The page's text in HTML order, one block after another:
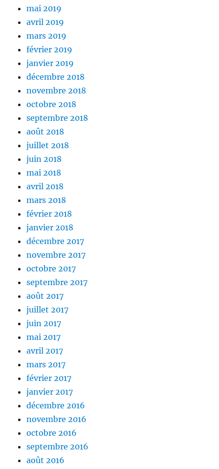
mai 2019
avril 2019
mars 2019
février 2019
janvier 2019
décembre 2018
novembre 2018
octobre 2018
septembre 2018
août 2018
juillet 2018
juin 2018
mai 2018
avril 2018
mars 2018
février 2018
janvier 2018
décembre 2017
novembre 2017
octobre 2017
septembre 2017
août 2017
juillet 2017
juin 2017
mai 2017
avril 2017
mars 2017
février 2017
janvier 2017
décembre 2016
novembre 2016
octobre 2016
septembre 2016
août 2016